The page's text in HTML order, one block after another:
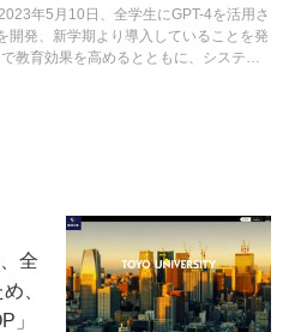
年5月10日、全学生にGPT-4を活用さ
開発、新学期より導入していることを発
教育効果を高めるとともに、システム
全
、
」